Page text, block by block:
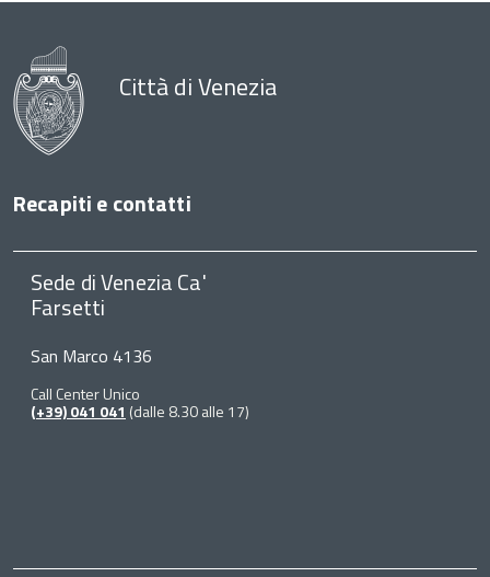
Città di Venezia
Recapiti e contatti
Sede di Venezia Ca'
Farsetti
San Marco 4136
Call Center Unico
(+39) 041 041 (dalle 8.30 alle 17)